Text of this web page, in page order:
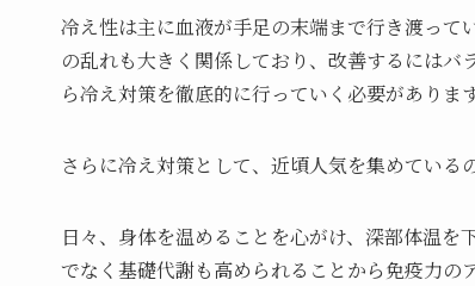
冷え性は主に血液が手足の末端まで行き渡っ
の乱れも大きく関係しており、改善するには
ら冷え対策を徹底的に行っていく必要があります
さらに冷え対策として、近頃人気を集めているの
日々、身体を温めることを心がけ、深部体温
でなく基礎代謝も高められることから免疫力の